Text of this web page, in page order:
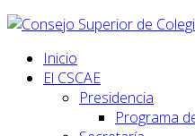
Inicio
El CSCAE
Presidencia
Programa